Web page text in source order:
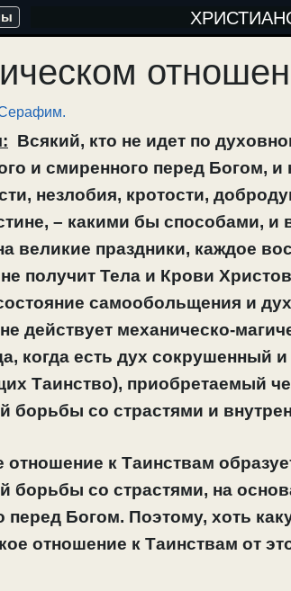
Всякий, кто не идет по
и смиренного перед Богом, и
незлобия, кротости,
– какими бы способами,
великие праздники, каждое
получит Тела и Крови
самообольщения и
действует механическо-
когда есть дух сокрушенный
Таинство), приобретаемый
борьбы со страстями и
отношение к Таинствам
борьбы со страстями, на
перед Богом. Поэтому, хоть
отношение к Таинствам от